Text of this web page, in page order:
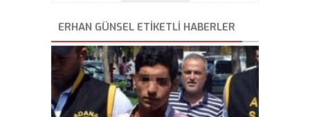
ERHAN GÜNSEL ETIKETLI HABERLER